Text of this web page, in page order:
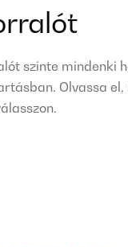
szinte mindenki
Olvassa el,